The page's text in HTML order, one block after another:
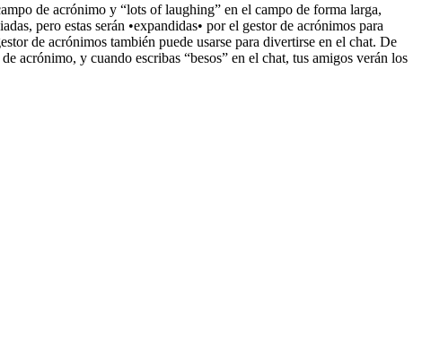
de acrónimo y “lots of laughing” en el campo de forma larga,
pero estas serán •expandidas• por el gestor de acrónimos para
de acrónimos también puede usarse para divertirse en el chat. De
acrónimo, y cuando escribas “besos” en el chat, tus amigos verán los